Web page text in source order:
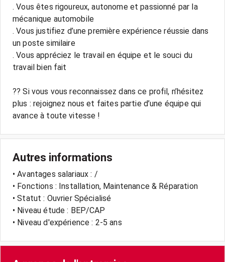
. Vous êtes rigoureux, autonome et passionné par la
mécanique automobile
. Vous justifiez d’une première expérience réussie dans
un poste similaire
. Vous appréciez le travail en équipe et le souci du
travail bien fait
?? Si vous vous reconnaissez dans ce profil, n’hésitez
plus : rejoignez nous et faites partie d’une équipe qui
avance à toute vitesse !
Autres informations
• Avantages salariaux : /
• Fonctions : Installation, Maintenance & Réparation
• Statut : Ouvrier Spécialisé
• Niveau étude : BEP/CAP
• Niveau d'expérience : 2-5 ans